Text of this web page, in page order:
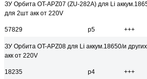
ЗУ Орбита OT-APZ07 (ZU-282A) для Li
для 2шт акк от 220V
57829 р5 +++
ЗУ Орбита OT-APZ08 для Li аккум.18650/и
акк от 220V
18235 р4 +++